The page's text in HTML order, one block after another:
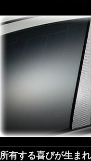
所有する喜びが生ま